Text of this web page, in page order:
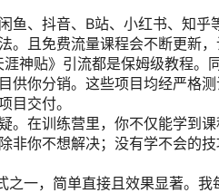
鱼、抖音、B站、小红书、知
。且免费流量课程会不断更新
神贴》引流都是保姆级教程。
供你分销。这些项目均经严格
目交付。
。在训练营里，你不仅能学到
你不想解决；没有学不会的技
之一，简单直接且效果显著。